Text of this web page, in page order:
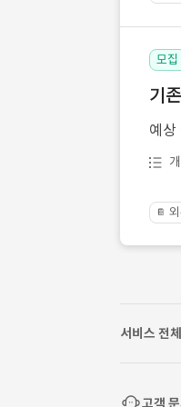
모집
기
예상
📔
서비스 전
고객 문